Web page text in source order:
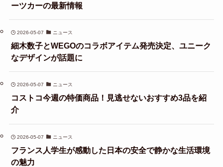
ーツカーの最新情報
2026-05-07 ニュース
細木数子とWEGOのコラボアイテム発売決定、ユニーク
なデザインが話題に
2026-05-07 ニュース
コストコ今週の特価商品！見逃せないおすすめ3品を紹
介
2026-05-07 ニュース
フランス人学生が感動した日本の安全で静かな生活環境
の魅力